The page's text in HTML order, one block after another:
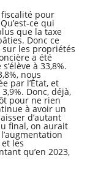
pour
ce qui
que la taxe
Donc ce
les propriétés
a été
à 33,8%.
nous
par l’État, et
Donc, déjà,
pour ne rien
à avoir un
d’autant
final, on aurait
les
qu’en 2023,